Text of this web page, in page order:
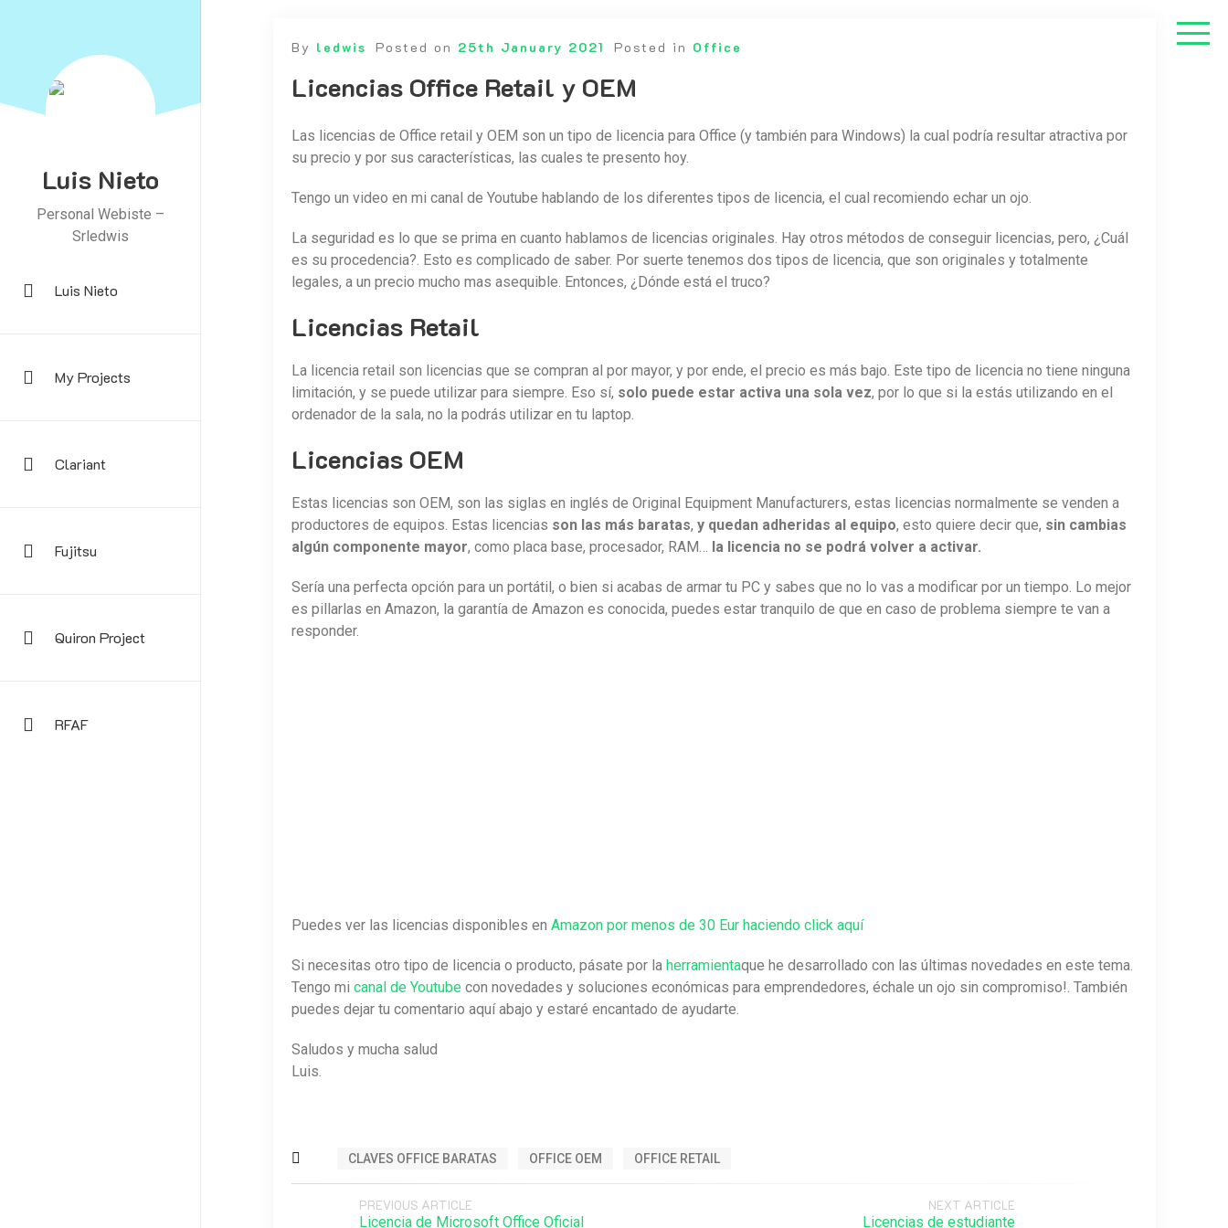
Luis Nieto
Personal Webiste –
Srledwis
Luis Nieto
My Projects
Clariant
Fujitsu
Quiron Project
RFAF
By ledwis Posted on 25th January 2021 Posted in Office
Licencias Office Retail y OEM
Las licencias de Office retail y OEM son un tipo de licencia para Office (y también para Windows) la cual podría resultar atractiva por
su precio y por sus características, las cuales te presento hoy.
Tengo un video en mi canal de Youtube hablando de los diferentes tipos de licencia, el cual recomiendo echar un ojo.
La seguridad es lo que se prima en cuanto hablamos de licencias originales. Hay otros métodos de conseguir licencias, pero, ¿Cuál
es su procedencia?. Esto es complicado de saber. Por suerte tenemos dos tipos de licencia, que son originales y totalmente
legales, a un precio mucho mas asequible. Entonces, ¿Dónde está el truco?
Licencias Retail
La licencia retail son licencias que se compran al por mayor, y por ende, el precio es más bajo. Este tipo de licencia no tiene ninguna
limitación, y se puede utilizar para siempre. Eso sí, solo puede estar activa una sola vez, por lo que si la estás utilizando en el
ordenador de la sala, no la podrás utilizar en tu laptop.
Licencias OEM
Estas licencias son OEM, son las siglas en inglés de Original Equipment Manufacturers, estas licencias normalmente se venden a
productores de equipos. Estas licencias son las más baratas, y quedan adheridas al equipo, esto quiere decir que, sin cambias
algún componente mayor, como placa base, procesador, RAM… la licencia no se podrá volver a activar.
Sería una perfecta opción para un portátil, o bien si acabas de armar tu PC y sabes que no lo vas a modificar por un tiempo. Lo mejor
es pillarlas en Amazon, la garantía de Amazon es conocida, puedes estar tranquilo de que en caso de problema siempre te van a
responder.
Puedes ver las licencias disponibles en Amazon por menos de 30 Eur haciendo click aquí
Si necesitas otro tipo de licencia o producto, pásate por la herramientaque he desarrollado con las últimas novedades en este tema.
Tengo mi canal de Youtubecon novedades y soluciones económicas para emprendedores, échale un ojo sin compromiso!. También
puedes dejar tu comentario aquí abajo y estaré encantado de ayudarte.
Saludos y mucha salud
Luis.
CLAVES OFFICE BARATAS OFFICE OEM OFFICE RETAIL
PREVIOUS ARTICLE
Licencia de Microsoft Office Oficial
NEXT ARTICLE
Licencias de estudiante